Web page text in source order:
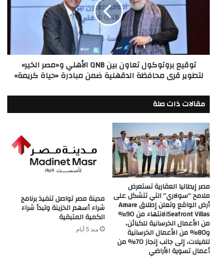
لتطوير
محافظة
ضمن
مبادرة
«حياة
كريمة»
توقيع بروتوكول تعاون بين QNB الأهلي و«مصر الخير»
لتطوير قرى محافظة الدقهلية ضمن مبادرة «حياة كريمة»
مقالات ذات صلة
مصر إيطاليا العقارية تستعرض
ملامح “سولاري” التي تتشكل على
أرض الواقع وتعلن إطلاق Amare
Seafront Villasالانتهاء من 90%
من الأعمال الخرسانية للكبائن،
و80% من الأعمال الخرسانية
للفيلات، إلى جانب إنجاز 70% من
أعمال تسوية الأراضي
مدينة مصر تواصل تنفيذ برنامج
شراء أسهم الخزينة وتبدأ شراء
الكمية المتبقية
منذ 5 أيام